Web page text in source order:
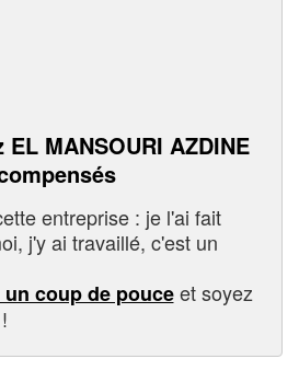
MANSOURI AZDINE
entreprise : je l'ai fait
j'y ai travaillé, c'est un
coup de pouceet soyez